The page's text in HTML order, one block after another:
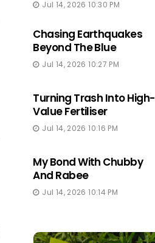
Jul 14, 2026 10:30 PM
Chasing Earthquakes
Beyond The Blue
Jul 14, 2026 10:27 PM
Turning Trash Into High-
Value Fertiliser
Jul 14, 2026 10:16 PM
My Bond With Chubby
And Rabee
Jul 14, 2026 10:14 PM